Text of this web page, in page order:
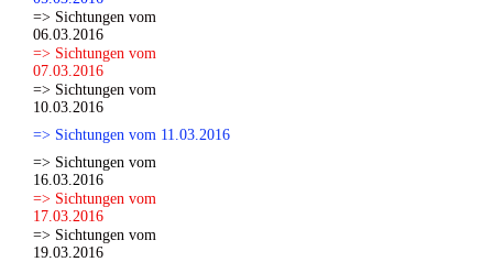
=> Sichtungen vom
06.03.2016
=> Sichtungen vom
07.03.2016
=> Sichtungen vom
10.03.2016
=> Sichtungen vom 11.03.2016
=> Sichtungen vom
16.03.2016
=> Sichtungen vom
17.03.2016
=> Sichtungen vom
19.03.2016